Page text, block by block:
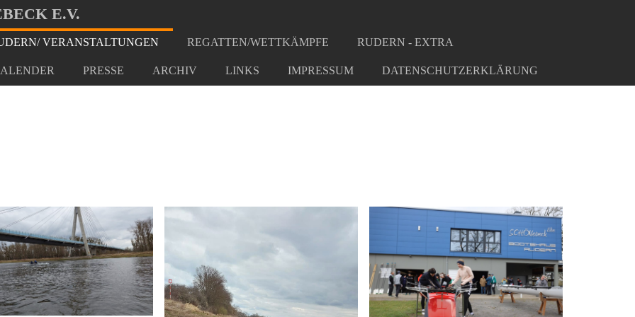
E.V.
VERANSTALTUNGEN REGATTEN/WETTKÄMPFE RUDERN - EXTRA
PRESSE ARCHIV LINKS IMPRESSUM DATENSCHUTZERKLÄRUNG